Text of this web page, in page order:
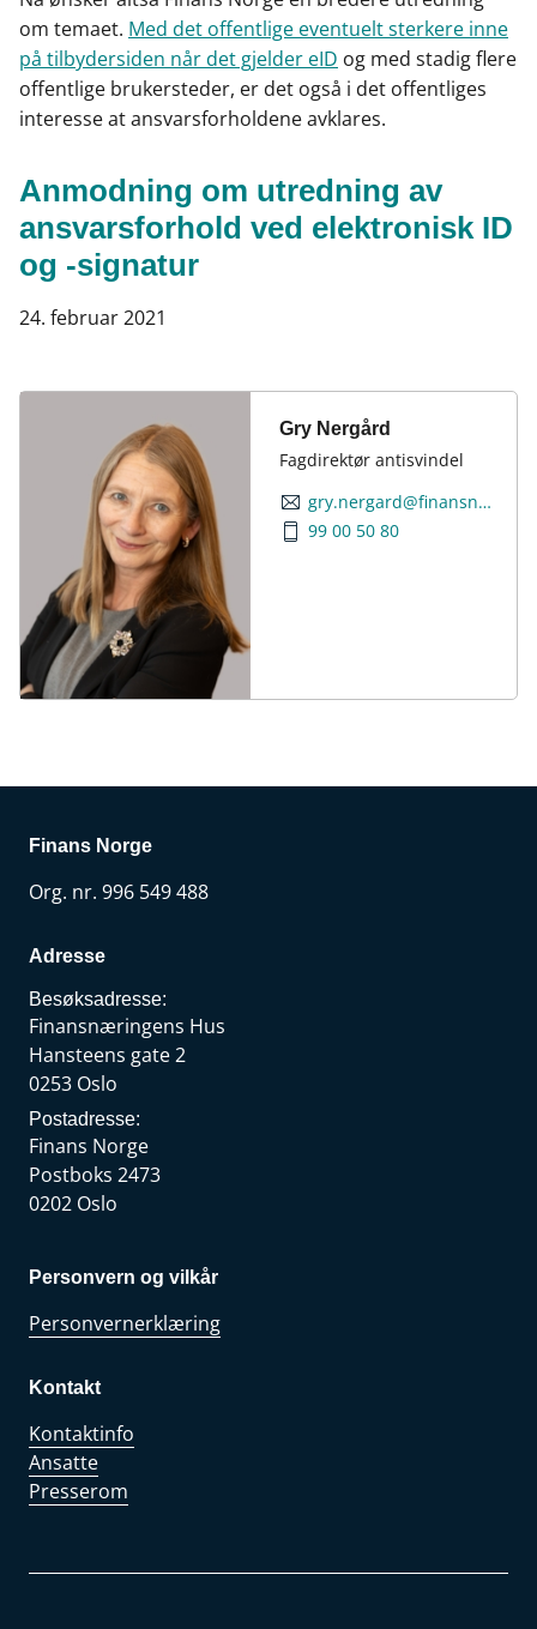
om temaet. Med det offentlige eventuelt sterkere inne
på tilbydersiden når det gjelder eID og med stadig flere
offentlige brukersteder, er det også i det offentliges
interesse at ansvarsforholdene avklares.
Anmodning om utredning av
ansvarsforhold ved elektronisk ID
og -signatur
24. februar 2021
Gry Nergård
Fagdirektør antisvindel
gry.nergard@finansnorge.no
99 00 50 80
Finans Norge
Org. nr. 996 549 488
Adresse
Besøksadresse:
Finansnæringens Hus
Hansteens gate 2
0253 Oslo
Postadresse:
Finans Norge
Postboks 2473
0202 Oslo
Personvern og vilkår
Personvernerklæring
Kontakt
Kontaktinfo
Ansatte
Presserom